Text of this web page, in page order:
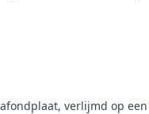
verlijmd op